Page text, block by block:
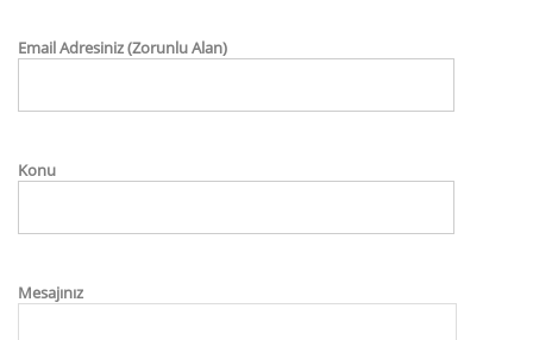
Email Adresiniz (Zorunlu Alan)
Konu
Mesajınız